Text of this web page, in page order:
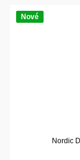
Nové
Nordic